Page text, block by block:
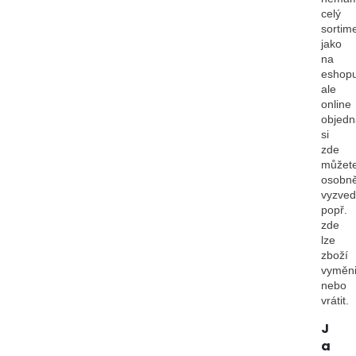
celý
jako
na
ale
online
si
zde
popř.
zde
lze
zboží
nebo
vrátit.
J
a